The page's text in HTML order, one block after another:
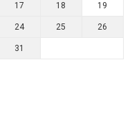
17 18 19
24 25 26
31